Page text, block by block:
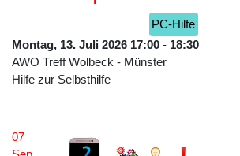
PC-Hilfe
Montag, 13. Juli 2026 17:00 - 18:30
AWO Treff Wolbeck - Münster
Hilfe zur Selbsthilfe
07